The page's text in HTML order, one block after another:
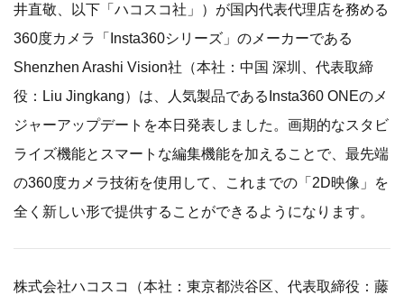
井直敬、以下「ハコスコ社」）が国内代表代理店を務める
360度カメラ「Insta360シリーズ」のメーカーである
Shenzhen Arashi Vision社（本社：中国 深圳、代表取締
役：Liu Jingkang）は、人気製品であるInsta360 ONEのメ
ジャーアップデートを本日発表しました。画期的なスタビ
ライズ機能とスマートな編集機能を加えることで、最先端
の360度カメラ技術を使用して、これまでの「2D映像」を
全く新しい形で提供することができるようになります。
株式会社ハコスコ（本社：東京都渋谷区、代表取締役：藤